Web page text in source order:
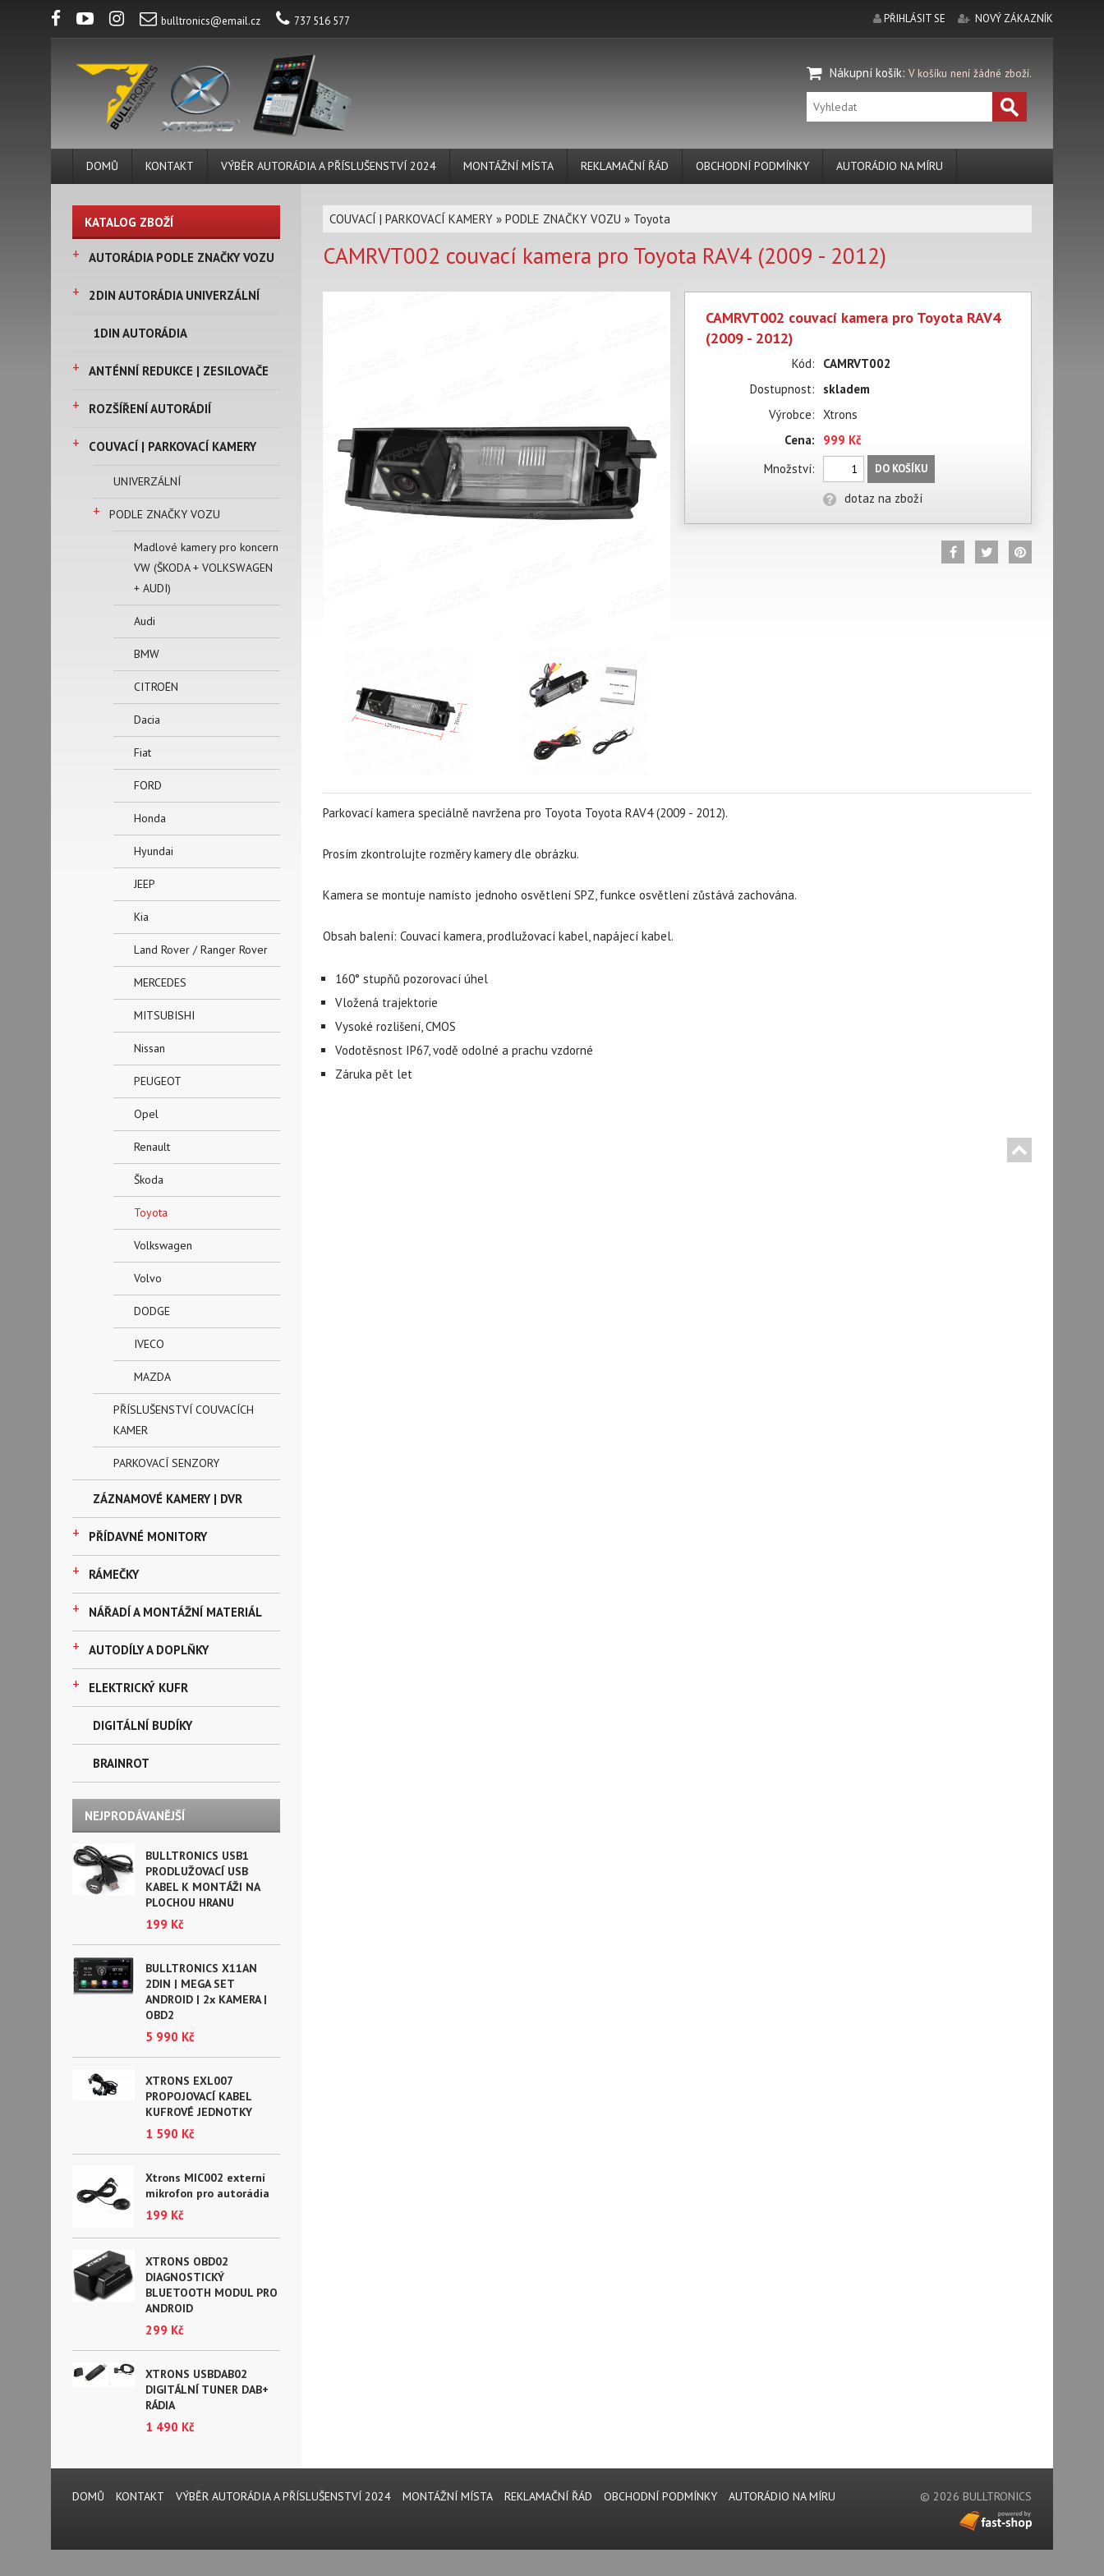
bulltronics@email.cz 737 516 577 PŘIHLÁSIT SE NOVÝ ZÁKAZNÍK
Nákupní košík: V košíku není žádné zboží.
DOMŮ KONTAKT VÝBĚR AUTORÁDIA A PŘÍSLUŠENSTVÍ 2024 MONTÁŽNÍ MÍSTA REKLAMAČNÍ ŘÁD OBCHODNÍ PODMÍNKY AUTORÁDIO NA MÍRU
KATALOG ZBOŽÍ
+ AUTORÁDIA PODLE ZNAČKY VOZU
+ 2DIN AUTORÁDIA UNIVERZÁLNÍ
1DIN AUTORÁDIA
+ ANTÉNNÍ REDUKCE | ZESILOVAČE
+ ROZŠÍŘENÍ AUTORÁDIÍ
+ COUVACÍ | PARKOVACÍ KAMERY
UNIVERZÁLNÍ
+ PODLE ZNAČKY VOZU
Madlové kamery pro koncern
VW (ŠKODA + VOLKSWAGEN
+ AUDI)
Audi
BMW
CITROËN
Dacia
Fiat
FORD
Honda
Hyundai
JEEP
Kia
Land Rover / Ranger Rover
MERCEDES
MITSUBISHI
Nissan
PEUGEOT
Opel
Renault
Škoda
Toyota
Volkswagen
Volvo
DODGE
IVECO
MAZDA
PŘÍSLUŠENSTVÍ COUVACÍCH
KAMER
PARKOVACÍ SENZORY
ZÁZNAMOVÉ KAMERY | DVR
+ PŘÍDAVNÉ MONITORY
+ RÁMEČKY
+ NÁŘADÍ A MONTÁŽNÍ MATERIÁL
+ AUTODÍLY A DOPLŇKY
+ ELEKTRICKÝ KUFR
DIGITÁLNÍ BUDÍKY
BRAINROT
NEJPRODÁVANĚJŠÍ
BULLTRONICS USB1
PRODLUŽOVACÍ USB
KABEL K MONTÁŽI NA
PLOCHOU HRANU
199 Kč
BULLTRONICS X11AN
2DIN | MEGA SET
ANDROID | 2x KAMERA |
OBD2
5 990 Kč
XTRONS EXL007
PROPOJOVACÍ KABEL
KUFROVÉ JEDNOTKY
1 590 Kč
Xtrons MIC002 externí
mikrofon pro autorádia
199 Kč
XTRONS OBD02
DIAGNOSTICKÝ
BLUETOOTH MODUL PRO
ANDROID
299 Kč
XTRONS USBDAB02
DIGITÁLNÍ TUNER DAB+
RÁDIA
1 490 Kč
COUVACÍ | PARKOVACÍ KAMERY » PODLE ZNAČKY VOZU » Toyota
CAMRVT002 couvací kamera pro Toyota RAV4 (2009 - 2012)
CAMRVT002 couvací kamera pro Toyota RAV4
(2009 - 2012)
Kód:
CAMRVT002
Dostupnost:
skladem
Výrobce: Xtrons
Cena:
999 Kč
Množství:
DO KOŠÍKU
dotaz na zboží
Parkovací kamera speciálně navržena pro Toyota Toyota RAV4 (2009 - 2012).
Prosím zkontrolujte rozměry kamery dle obrázku.
Kamera se montuje namísto jednoho osvětlení SPZ, funkce osvětlení zůstává zachována.
Obsah balení: Couvací kamera, prodlužovací kabel, napájecí kabel.
160° stupňů pozorovací úhel
Vložená trajektorie
Vysoké rozlišení, CMOS
Vodotěsnost IP67, vodě odolné a prachu vzdorné
Záruka pět let
DOMŮ KONTAKT VÝBĚR AUTORÁDIA A PŘÍSLUŠENSTVÍ 2024 MONTÁŽNÍ MÍSTA REKLAMAČNÍ ŘÁD OBCHODNÍ PODMÍNKY AUTORÁDIO NA MÍRU © 2026 BULLTRONICS